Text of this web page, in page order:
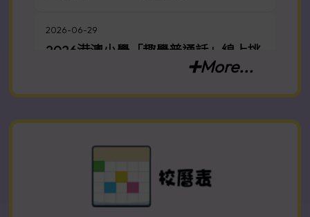
2026-06-29
2026港澳小學「趣學普通話」線上挑
圖書人物繪畫比賽(學段一)
➕More...